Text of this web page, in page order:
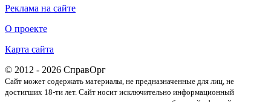
Реклама на сайте
О проекте
Карта сайта
© 2012 - 2026 СправОрг
Сайт может содержать материалы, не предназначенные для лиц, не
достигших 18-ти лет. Cайт носит исключительно информационный